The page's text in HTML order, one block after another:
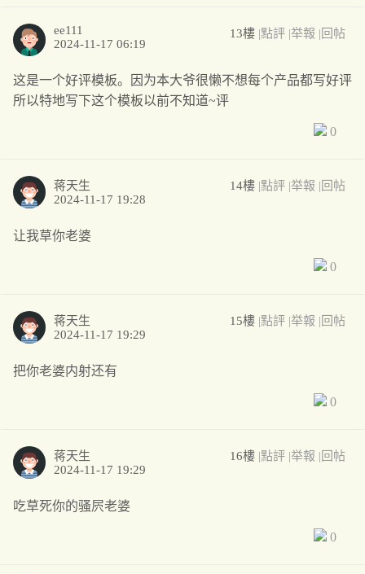
13樓 |點評 |举報 |回帖
ee111
2024-11-17 06:19
这是一个好评模板。因为本大爷很懒不想每个产品都写好评
所以特地写下这个模板以前不知道~评
0
14樓 |點評 |举報 |回帖
蒋天生
2024-11-17 19:28
让我草你老婆
0
15樓 |點評 |举報 |回帖
蒋天生
2024-11-17 19:29
把你老婆内射还有
0
16樓 |點評 |举報 |回帖
蒋天生
2024-11-17 19:29
吃草死你的骚屄老婆
0